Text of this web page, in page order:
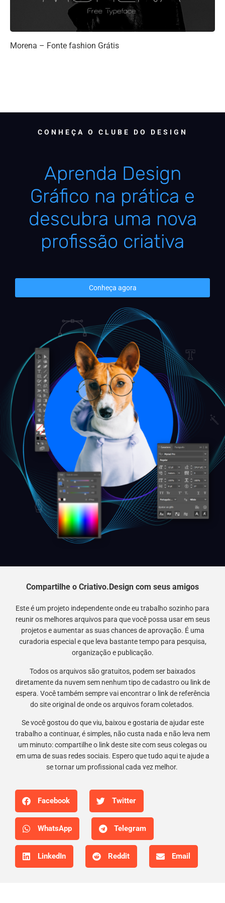
Morena – Fonte fashion Grátis
CONHEÇA O CLUBE DO DESIGN
Aprenda Design
Gráfico na prática e
descubra uma nova
profissão criativa
Conheça agora
Compartilhe o Criativo.Design com seus amigos
Este é um projeto independente onde eu trabalho sozinho para
reunir os melhores arquivos para que você possa usar em seus
projetos e aumentar as suas chances de aprovação. É uma
curadoria especial e que leva bastante tempo para pesquisa,
organização e publicação.
Todos os arquivos são gratuitos, podem ser baixados
diretamente da nuvem sem nenhum tipo de cadastro ou link de
espera. Você também sempre vai encontrar o link de referência
do site original de onde os arquivos foram coletados.
Se você gostou do que viu, baixou e gostaria de ajudar este
trabalho a continuar, é simples, não custa nada e não leva nem
um minuto: compartilhe o link deste site com seus colegas ou
em uma de suas redes sociais. Espero que tudo aqui te ajude a
se tornar um profissional cada vez melhor.
Facebook Twitter
WhatsApp Telegram
LinkedIn Reddit Email